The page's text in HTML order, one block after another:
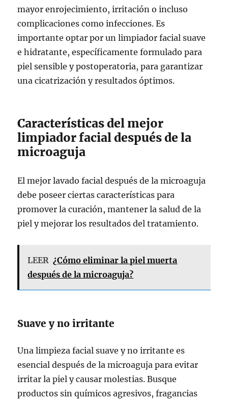
mayor enrojecimiento, irritación o incluso
complicaciones como infecciones. Es
importante optar por un limpiador facial suave
e hidratante, específicamente formulado para
piel sensible y postoperatoria, para garantizar
una cicatrización y resultados óptimos.
Características del mejor
limpiador facial después de la
microaguja
El mejor lavado facial después de la microaguja
debe poseer ciertas características para
promover la curación, mantener la salud de la
piel y mejorar los resultados del tratamiento.
LEER ¿Cómo eliminar la piel muerta
después de la microaguja?
Suave y no irritante
Una limpieza facial suave y no irritante es
esencial después de la microaguja para evitar
irritar la piel y causar molestias. Busque
productos sin químicos agresivos, fragancias